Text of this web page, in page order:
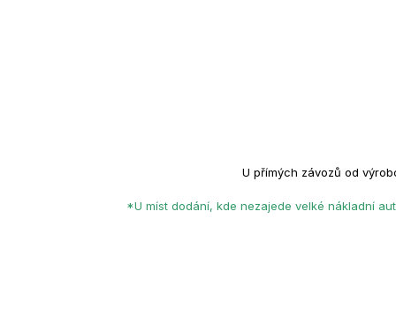
U přímých závozů od
*U míst dodání, kde nezajede velké nákladní